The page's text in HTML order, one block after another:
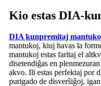
Kio estas DIA-
DIA kunpremitaj
mantukoj, kiuj havas la
mantukoj estas faritaj el
disetendiĝas en
akvo. Ili estas perfektaj por
purigado de disverŝiĝoj,